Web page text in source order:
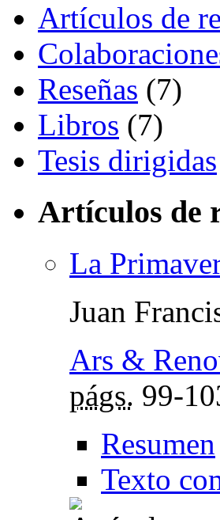
Artículos de
Reseñas (7)
Libros (7)
Tesis dirigidas
Artículos de
La
Juan
Ars &
págs. 99-
Resumen
Texto